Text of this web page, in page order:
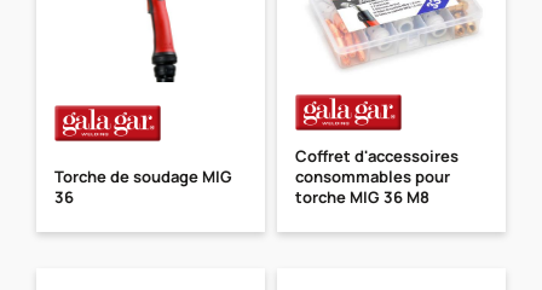
Torche de soudage MIG
36
Coffret d'accessoires
consommables pour
torche MIG 36 M8